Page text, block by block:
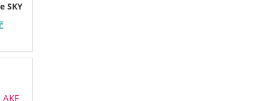
SKY